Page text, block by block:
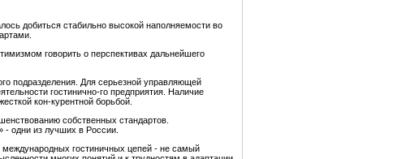
добиться стабильно высокой наполняемости во
говорить о перспективах дальнейшего
подразделения. Для серьезной управляющей
гостинично-го предприятия. Наличие
кон-курентной борьбой.
собственных стандартов.
- одни из лучших в России.
гостиничных цепей - не самый